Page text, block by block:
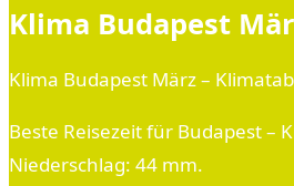
Klima Budapest
Klima Budapest März –
Beste Reisezeit für Budapest –
Niederschlag: 44 mm.